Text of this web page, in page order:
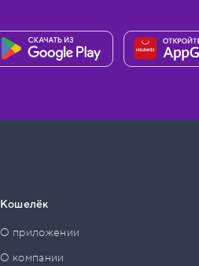
Кошелёк
О приложении
О компании